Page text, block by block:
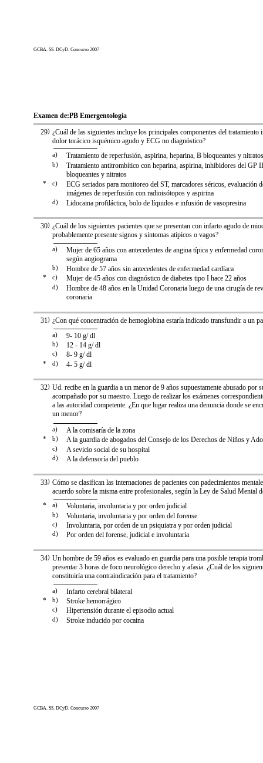
GCBA. SS. DCyD. Concurso 2007
Examen de:PB Emergentología
)
29 ¿Cuál de las siguientes incluye los principales componentes del tratamiento
dolor torácico isquémico agudo y ECG no diagnóstico?
a) Tratamiento de reperfusión, aspirina, heparina, B bloqueantes y nitratos
b)
Tratamiento antitrombítico con heparina, aspirina, inhibidores del GP
bloqueantes y nitratos
* c)
ECG seriados para monitoreo del ST, marcadores séricos, evaluación
imágenes de reperfusión con radioisótopos y aspirina
d) Lidocaina profiláctica, bolo de líquidos e infusión de vasopresina
)
30 ¿Cuál de los siguientes pacientes que se presentan con infarto agudo de
probablemente presente signos y síntomas atípicos o vagos?
a)
Mujer de 65 años con antecedentes de angina típica y enfermedad
según angiograma
b) Hombre de 57 años sin antecedentes de enfermedad cardíaca
* c) Mujer de 45 años con diagnóstico de diabetes tipo I hace 22 años
d)
Hombre de 48 años en la Unidad Coronaria luego de una cirugía de
coronaria
)
31 ¿Con qué concentración de hemoglobina estaría indicado transfundir a un
a) 9- 10 g/ dl
b) 12 - 14 g/ dl
c) 8- 9 g/ dl
* d) 4- 5 g/ dl
)
32 Ud. recibe en la guardia a un menor de 9 años supuestamente abusado por
acompañado por su maestro. Luego de realizar los exámenes
a las autoridad competente. ¿En que lugar realiza una denuncia donde se
un menor?
a) A la comisaría de la zona
* b) A la guardia de abogados del Consejo de los Derechos de Niños y
c) A sevicio social de su hospital
d) A la defensoría del pueblo
)
33 Cómo se clasifican las internaciones de pacientes con padecimientos
acuerdo sobre la misma entre profesionales, según la Ley de Salud Mental
* a) Voluntaria, involuntaria y por orden judicial
b) Voluntaria, involuntaria y por orden del forense
c) Involuntaria, por orden de un psiquiatra y por orden judicial
d) Por orden del forense, judicial e involuntaria
)
34 Un hombre de 59 años es evaluado en guardia para una posible terapia
presentar 3 horas de foco neurológico derecho y afasia. ¿Cuál de los
constituiría una contraindicación para el tratamiento?
a) Infarto cerebral bilateral
* b) Stroke hemorrágico
c) Hipertensión durante el episodio actual
d) Stroke inducido por cocaina
GCBA. SS. DCyD. Concurso 2007